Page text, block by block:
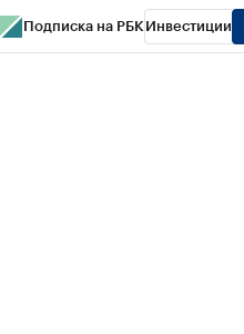
Подписка на РБК Инвестиции